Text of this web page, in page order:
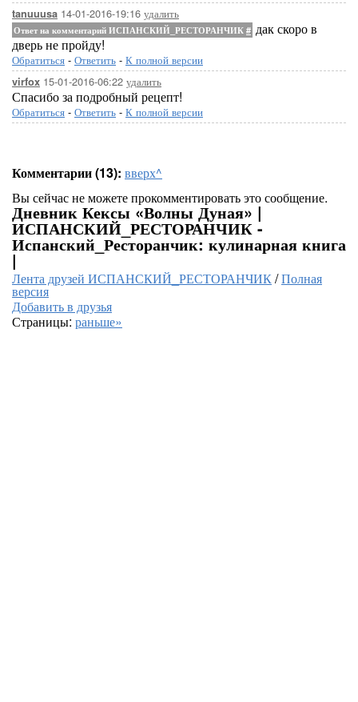
tanuuusa 14-01-2016-19:16 удалить
Ответ на комментарий ИСПАНСКИЙ_РЕСТОРАНЧИК # дак скоро в
дверь не пройду!
Обратиться - Ответить - К полной версии
virfox 15-01-2016-06:22 удалить
Спасибо за подробный рецепт!
Обратиться - Ответить - К полной версии
Комментарии (13): вверх^
Вы сейчас не можете прокомментировать это сообщение.
Дневник Кексы «Волны Дуная» |
ИСПАНСКИЙ_РЕСТОРАНЧИК -
Испанский_Ресторанчик: кулинарная книга
|
Лента друзей ИСПАНСКИЙ_РЕСТОРАНЧИК/Полная
версия
Добавить в друзья
Страницы: раньше»